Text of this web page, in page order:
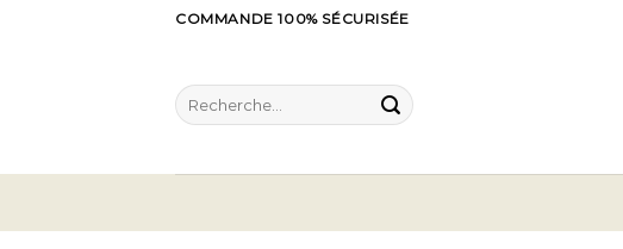
COMMANDE 100% SÉCURISÉE
Recherche
pour :